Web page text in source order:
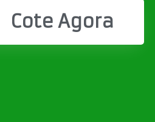
Cote Agora